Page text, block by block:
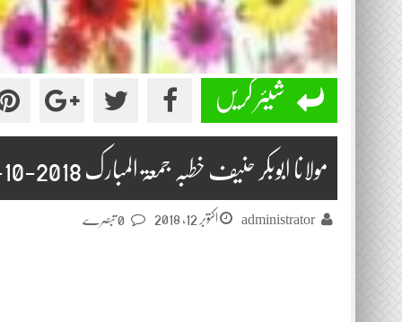
شیئر کریں
مولانا ابوبکر حنیف خطبہ جمعۃ المبارک 2018-10-12
administrator اکتوبر 12, 2018